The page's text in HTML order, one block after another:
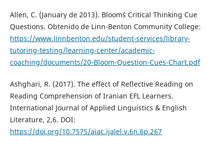
Allen, C. (January de 2013). Bloom`s Critical Thinking Cue
Questions. Obtenido de Linn-Benton Community College:
https://www.linnbenton.edu/student-services/library-
tutoring-testing/learning-center/academic-
coaching/documents/20-Bloom-Question-Cues-Chart.pdf
Ashghari, R. (2017). The effect of Reflective Reading on
Reading Comprehension of Iranian EFL Learners.
International Journal of Applied Linguistics & English
Literature, 2,6. DOI:
https://doi.org/10.7575/aiac.ijalel.v.6n.6p.267